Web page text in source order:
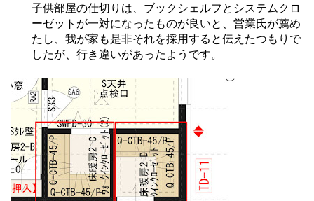
子供部屋の仕切りは、ブックシェルフとシステムクロ
ーゼットが一対になったものが良いと、営業氏が薦め
たし、我が家も是非それを採用すると伝えたつもりで
したが、行き違いがあったようです。